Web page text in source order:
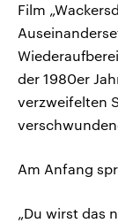
Film
der 1980er
verzweifelten
Am Anfang
„Du wirst das